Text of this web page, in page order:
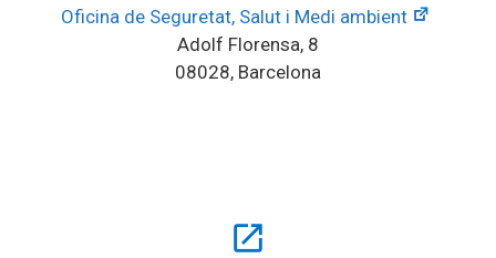
Oficina de Seguretat, Salut i Medi ambient
Adolf Florensa, 8
08028, Barcelona
open_in_new